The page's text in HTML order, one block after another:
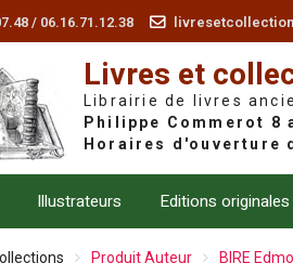
/ 06.16.71.12.38
Livres et
Librairie de livres
Illustrateurs Editions originales
Produit Auteur BIRE